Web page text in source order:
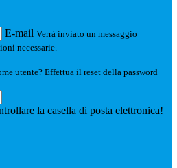
E-mail Verrà inviato un messaggio
necessarie.
utente? Effettua il reset della password
la casella di posta elettronica!